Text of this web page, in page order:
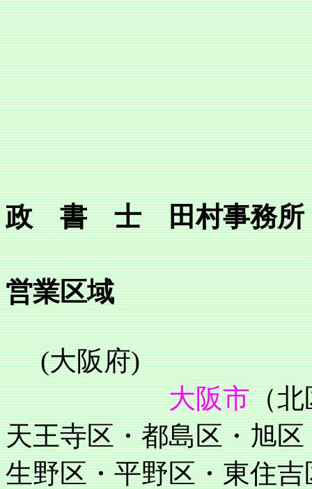
政 書 士 田村事務所
営業区域
(大阪府)
大阪市（北
天王寺区・都島区・旭
生野区・平野区・東住吉